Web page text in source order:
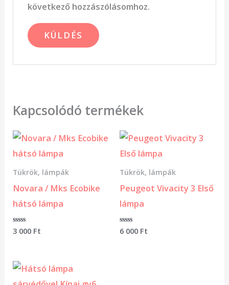
következő hozzászólásomhoz.
Kapcsolódó termékek
Tükrök, lámpák
Novara / Mks Ecobike
hátsó lámpa
Értékelés:
3 000 Ft
Tükrök, lámpák
Peugeot Vivacity 3 Első
lámpa
Értékelés:
6 000 Ft